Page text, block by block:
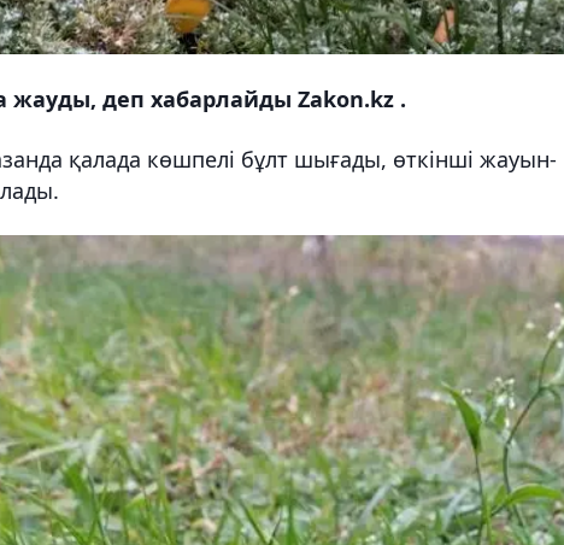
жауды, деп хабарлайды Zakon.kz .
қалада көшпелі бұлт шығады, өткінші жауын-